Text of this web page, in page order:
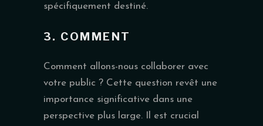
spécifiquement destiné.
3. COMMENT
Comment allons-nous collaborer avec
votre public ? Cette question revêt une
importance significative dans une
perspective plus large. Il est crucial